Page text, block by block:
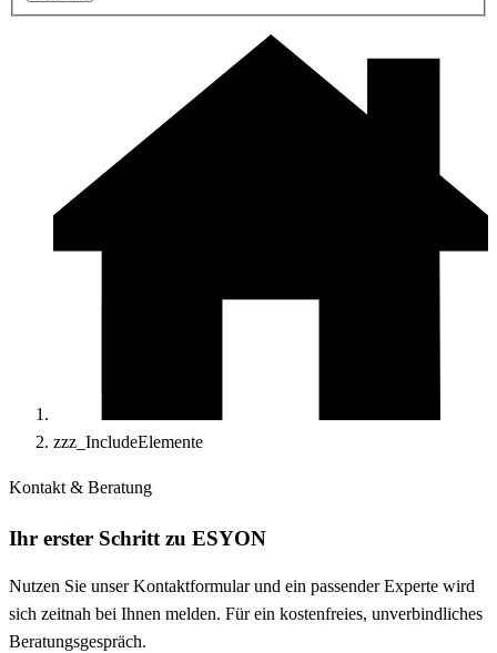
zzz_IncludeElemente
Kontakt & Beratung
Ihr erster Schritt zu ESYON
Nutzen Sie unser Kontaktformular und ein passender Experte wird
sich zeitnah bei Ihnen melden. Für ein kostenfreies, unverbindliches
Beratungsgespräch.